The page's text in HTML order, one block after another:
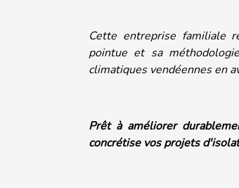
Cette entreprise familiale
pointue et sa
climatiques vendéennes en
Prêt à améliorer
concrétise vos projets